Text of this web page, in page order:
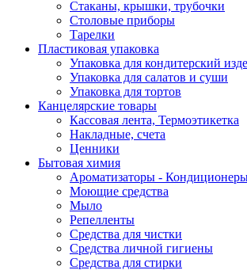
Стаканы, крышки, трубочки
Столовые приборы
Тарелки
Пластиковая упаковка
Упаковка для кондитерский
Упаковка для салатов и суши
Упаковка для тортов
Канцелярские товары
Кассовая лента, Термоэтикетка
Накладные, счета
Ценники
Бытовая химия
Ароматизаторы -
Моющие средства
Мыло
Репелленты
Средства для чистки
Средства личной гигиены
Средства для стирки